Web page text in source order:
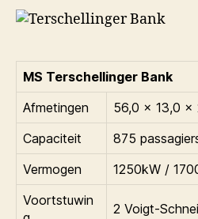
MS Terschellinger Bank
Afmetingen
56,0 x 13,0 x
Capaciteit
875
Vermogen
1250kW /
Voortstuwin
2 Voigt-